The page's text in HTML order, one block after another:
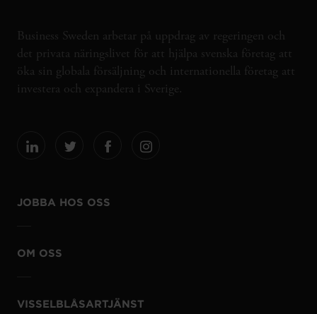
Business Sweden arbetar på uppdrag av regeringen och
det privata näringslivet för att hjälpa svenska företag att
öka sin globala försäljning och internationella företag att
investera och expandera i Sverige.
JOBBA HOS OSS
OM OSS
VISSELBLÅSARTJÄNST